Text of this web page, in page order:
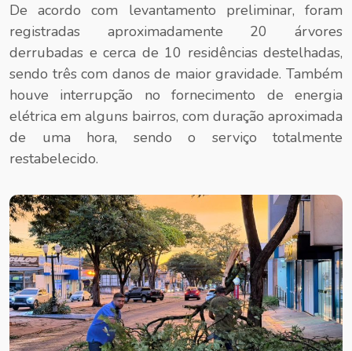
De acordo com levantamento preliminar, foram
registradas aproximadamente 20 árvores
derrubadas e cerca de 10 residências destelhadas,
sendo três com danos de maior gravidade. Também
houve interrupção no fornecimento de energia
elétrica em alguns bairros, com duração aproximada
de uma hora, sendo o serviço totalmente
restabelecido.